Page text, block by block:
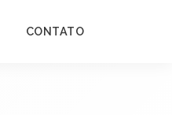
CONTATO